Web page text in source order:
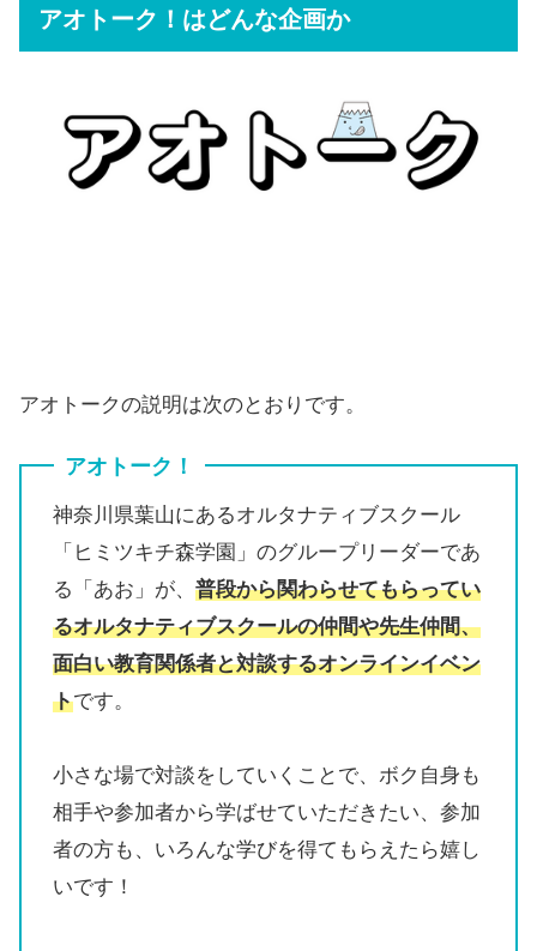
アオトーク！はどんな企画か
アオトークの説明は次のとおりです。
アオトーク！
神奈川県葉山にあるオルタナティブスクール
「ヒミツキチ森学園」のグループリーダーであ
る「あお」が、 普段から関わらせてもらってい
るオルタナティブスクールの仲間や先生仲間、
面白い教育関係者と対談するオンラインイベン
トです。
小さな場で対談をしていくことで、ボク自身も
相手や参加者から学ばせていただきたい、参加
者の方も、いろんな学びを得てもらえたら嬉し
いです！